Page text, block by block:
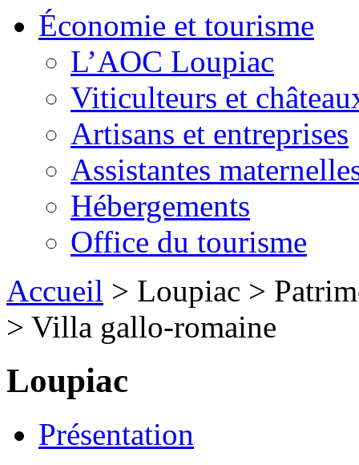
Économie et tourisme
L’AOC Loupiac
Viticulteurs et
Artisans et entreprises
Assistantes
Hébergements
Office du tourisme
Accueil > Loupiac >
> Villa gallo-romaine
Loupiac
Présentation